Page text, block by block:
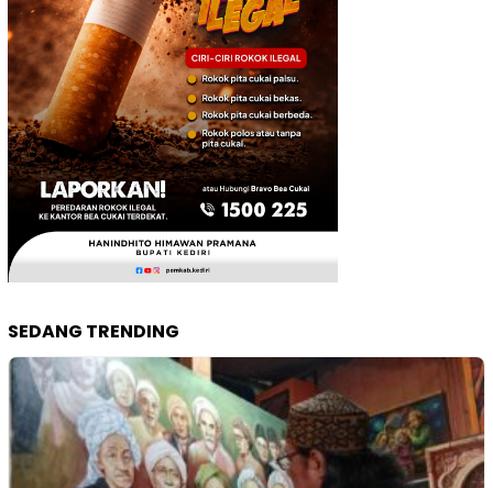
SEDANG TRENDING